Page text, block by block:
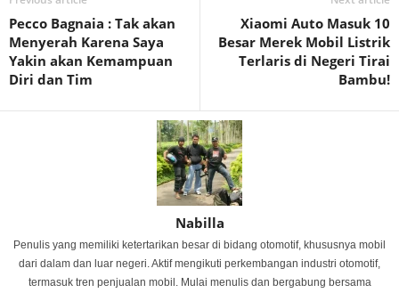
Pecco Bagnaia : Tak akan
Menyerah Karena Saya
Yakin akan Kemampuan
Diri dan Tim
Xiaomi Auto Masuk 10
Besar Merek Mobil Listrik
Terlaris di Negeri Tirai
Bambu!
Nabilla
Penulis yang memiliki ketertarikan besar di bidang otomotif, khususnya mobil
dari dalam dan luar negeri. Aktif mengikuti perkembangan industri otomotif,
termasuk tren penjualan mobil. Mulai menulis dan bergabung bersama